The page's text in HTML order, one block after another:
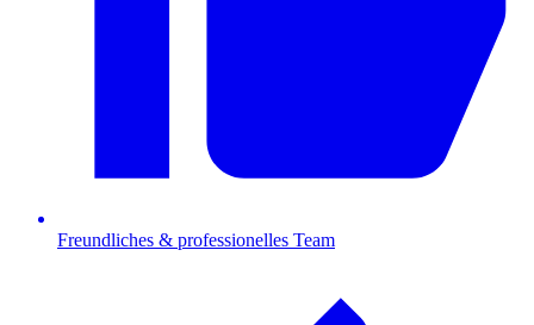
Freundliches & professionelles Team